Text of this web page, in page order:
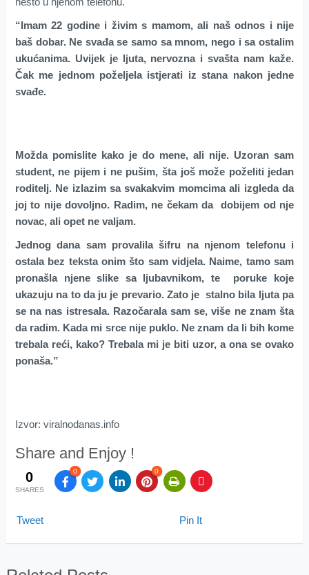
“Imam 22 godine i živim s mamom, ali naš odnos i nije
baš dobar. Ne svađa se samo sa mnom, nego i sa ostalim
ukućanima. Uvijek je ljuta, nervozna i svašta nam kaže.
Čak me jednom poželjela istjerati iz stana nakon jedne
svađe.
Možda pomislite kako je do mene, ali nije. Uzoran sam
student, ne pijem i ne pušim, šta još može poželiti jedan
roditelj. Ne izlazim sa svakakvim momcima ali izgleda da
joj to nije dovoljno. Radim, ne čekam da dobijem od nje
novac, ali opet ne valjam.
Jednog dana sam provalila šifru na njenom telefonu i
ostala bez teksta onim što sam vidjela. Naime, tamo sam
pronašla njene slike sa ljubavnikom, te poruke koje
ukazuju na to da ju je prevario. Zato je stalno bila ljuta pa
se na nas istresala. Razočarala sam se, više ne znam šta
da radim. Kada mi srce nije puklo. Ne znam da li bih kome
trebala reći, kako? Trebala mi je biti uzor, a ona se ovako
ponaša.”
Izvor: viralnodanas.info
Share and Enjoy !
0
SHARES
0 0
Tweet Pin It